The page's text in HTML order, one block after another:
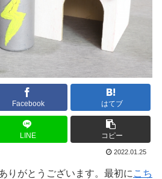
Facebook はてブ
LINE コピー
2022.01.25
りがとうございます。最初に こち